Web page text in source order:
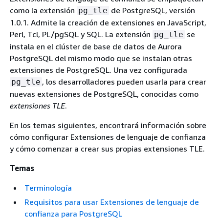
como la extensión pg_tle de PostgreSQL, versión
1.0.1. Admite la creación de extensiones en JavaScript,
Perl, Tcl, PL/pgSQL y SQL. La extensión pg_tle se
instala en el clúster de base de datos de Aurora
PostgreSQL del mismo modo que se instalan otras
extensiones de PostgreSQL. Una vez configurada
pg_tle , los desarrolladores pueden usarla para crear
nuevas extensiones de PostgreSQL, conocidas como
extensiones TLE.
En los temas siguientes, encontrará información sobre
cómo configurar Extensiones de lenguaje de confianza
y cómo comenzar a crear sus propias extensiones TLE.
Temas
Terminología
Requisitos para usar Extensiones de lenguaje de
confianza para PostgreSQL